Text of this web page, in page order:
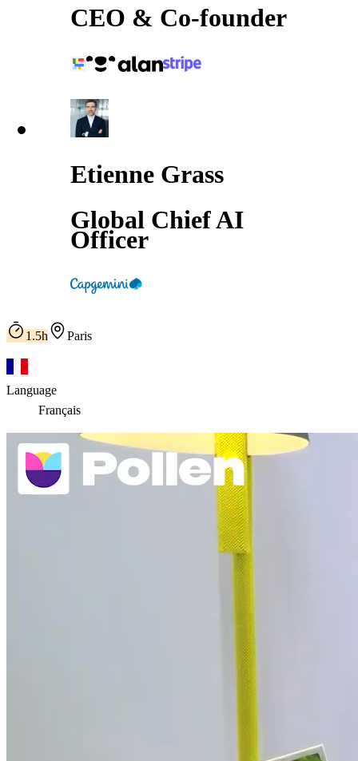
CEO & Co-founder
Etienne Grass
Global Chief AI
Officer
1.5h Paris
Language
Français